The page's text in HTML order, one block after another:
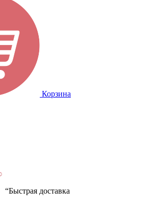
Корзина
“Быстрая доставка